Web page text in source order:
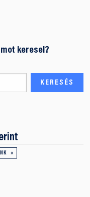
keresel?